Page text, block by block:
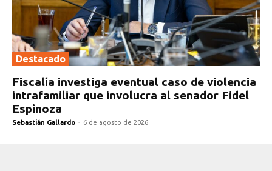
Destacado
Fiscalía investiga eventual caso de violencia
intrafamiliar que involucra al senador Fidel
Espinoza
Sebastián Gallardo - 6 de agosto de 2026